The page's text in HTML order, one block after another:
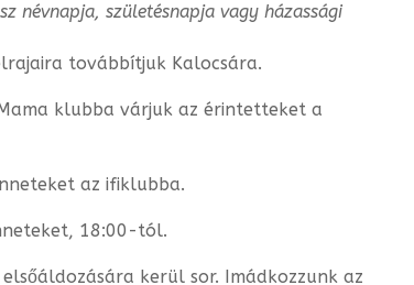
névnapja, születésnapja vagy házassági
továbbítjuk Kalocsára.
klubba várjuk az érintetteket a
az ifiklubba.
18:00-tól.
kerül sor. Imádkozzunk az